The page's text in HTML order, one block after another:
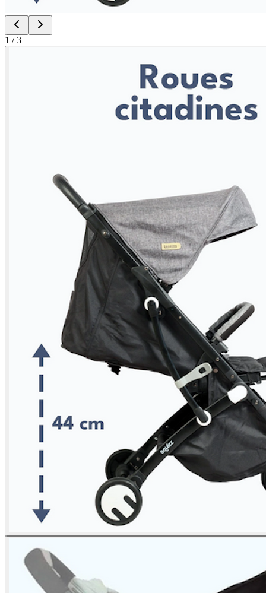
1 /3